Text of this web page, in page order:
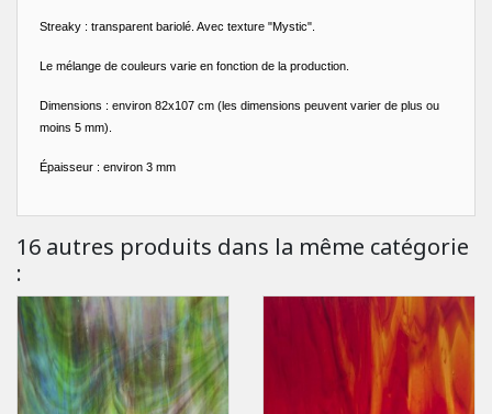
Streaky : transparent bariolé. Avec texture "Mystic".
Le mélange de couleurs varie en fonction de la production.
Dimensions : environ 82x107 cm (les dimensions peuvent varier de plus ou
moins 5 mm).
Épaisseur : environ 3 mm
16 autres produits dans la même catégorie
: